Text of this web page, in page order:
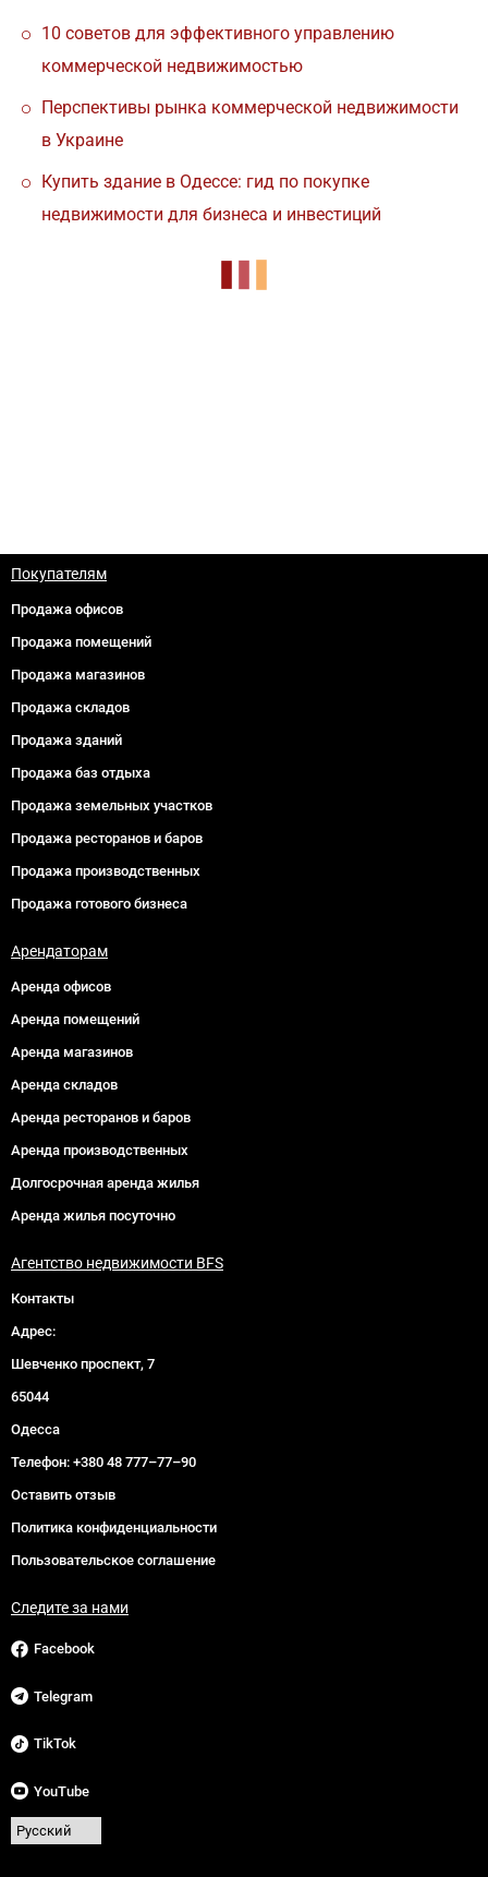
10 советов для эффективного управлению
коммерческой недвижимостью
Перспективы рынка коммерческой недвижимости
в Украине
Купить здание в Одессе: гид по покупке
недвижимости для бизнеса и инвестиций
Покупателям
Продажа офисов
Продажа помещений
Продажа магазинов
Продажа складов
Продажа зданий
Продажа баз отдыха
Продажа земельных участков
Продажа ресторанов и баров
Продажа производственных
Продажа готового бизнеса
Арендаторам
Аренда офисов
Аренда помещений
Аренда магазинов
Аренда складов
Аренда ресторанов и баров
Аренда производственных
Долгосрочная аренда жилья
Аренда жилья посуточно
Агентство недвижимости BFS
Контакты
Адрес:
Шевченко проспект, 7
65044
Одесса
Телефон: +380 48 777–77–90
Оставить отзыв
Политика конфиденциальности
Пользовательское соглашение
Следите за нами
Facebook
Telegram
TikTok
YouTube